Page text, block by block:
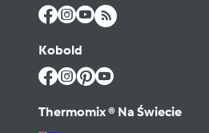
Kobold
Thermomix ® Na Świecie